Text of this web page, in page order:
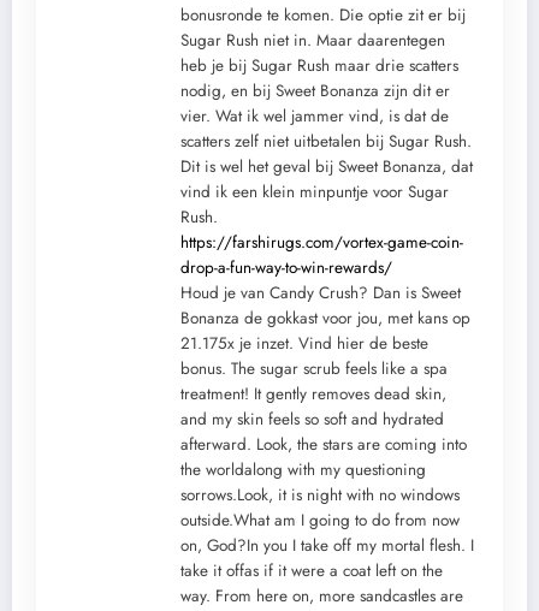
bonusronde te komen. Die optie zit er bij
Sugar Rush niet in. Maar daarentegen
heb je bij Sugar Rush maar drie scatters
nodig, en bij Sweet Bonanza zijn dit er
vier. Wat ik wel jammer vind, is dat de
scatters zelf niet uitbetalen bij Sugar Rush.
Dit is wel het geval bij Sweet Bonanza, dat
vind ik een klein minpuntje voor Sugar
Rush.
https://farshirugs.com/vortex-game-coin-
drop-a-fun-way-to-win-rewards/
Houd je van Candy Crush? Dan is Sweet
Bonanza de gokkast voor jou, met kans op
21.175x je inzet. Vind hier de beste
bonus. The sugar scrub feels like a spa
treatment! It gently removes dead skin,
and my skin feels so soft and hydrated
afterward. Look, the stars are coming into
the worldalong with my questioning
sorrows.Look, it is night with no windows
outside.What am I going to do from now
on, God?In you I take off my mortal flesh. I
take it offas if it were a coat left on the
way. From here on, more sandcastles are